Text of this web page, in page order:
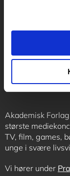
+45 70 24
Følg os
Akademisk
største
TV, film, games,
unge i svære
Vi hører under